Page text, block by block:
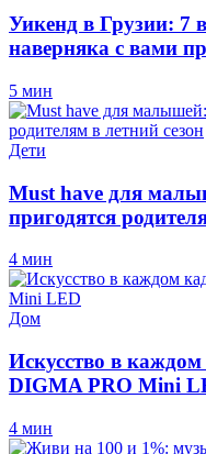
Уикенд в Грузии: 7
наверняка с вами
5 мин
Дети
Must have для
пригодятся
4 мин
Дом
Искусство в каждом
DIGMA PRO Mini
4 мин